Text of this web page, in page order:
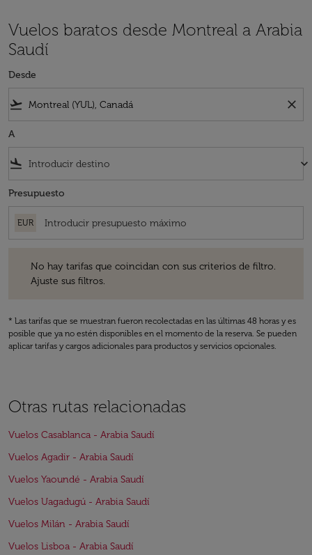
Vuelos baratos desde Montreal a Arabia
Saudí
Desde
flight_takeoff close
A
flight_land keyboard_arrow_down
Presupuesto
EUR
No hay tarifas que coincidan con sus criterios de filtro.
Ajuste sus filtros.
* Las tarifas que se muestran fueron recolectadas en las últimas 48 horas y es
posible que ya no estén disponibles en el momento de la reserva. Se pueden
aplicar tarifas y cargos adicionales para productos y servicios opcionales.
Otras rutas relacionadas
Vuelos Casablanca - Arabia Saudí
Vuelos Agadir - Arabia Saudí
Vuelos Yaoundé - Arabia Saudí
Vuelos Uagadugú - Arabia Saudí
Vuelos Milán - Arabia Saudí
Vuelos Lisboa - Arabia Saudí